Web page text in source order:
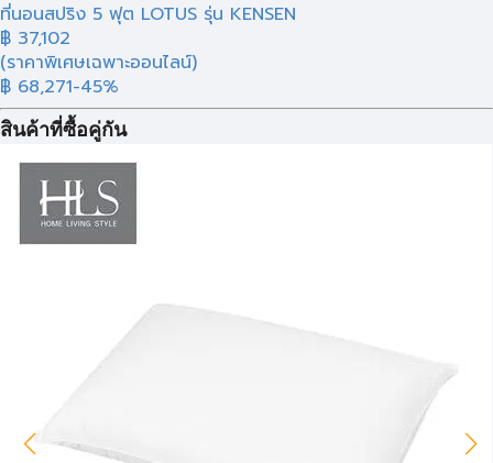
ที่นอนสปริง 5 ฟุต LOTUS รุ่น KENSEN
฿ 37,102
(ราคาพิเศษเฉพาะออนไลน์)
฿ 68,271-45%
สินค้าที่ซื้อคู่กัน